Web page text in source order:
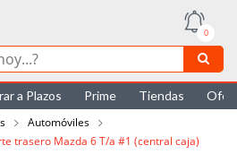
0
a Plazos Prime Tiendas
Automóviles
trasero Mazda 6 T/a #1 (central caja)